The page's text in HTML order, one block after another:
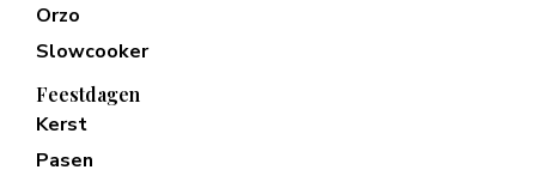
Orzo
Slowcooker
Feestdagen
Kerst
Pasen